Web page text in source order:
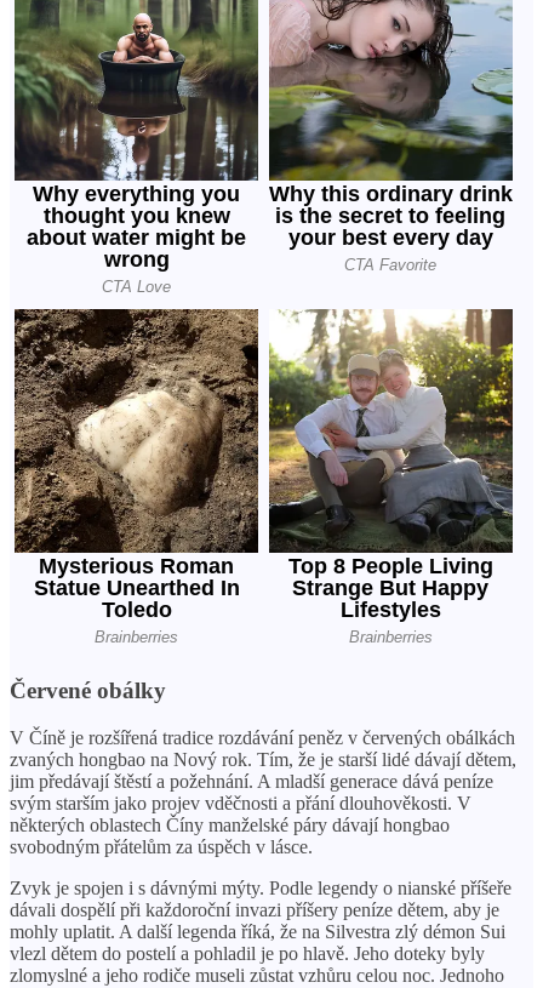
Červené obálky
V Číně je rozšířená tradice rozdávání peněz v červených obálkách
zvaných hongbao na Nový rok. Tím, že je starší lidé dávají dětem,
jim předávají štěstí a požehnání. A mladší generace dává peníze
svým starším jako projev vděčnosti a přání dlouhověkosti. V
některých oblastech Číny manželské páry dávají hongbao
svobodným přátelům za úspěch v lásce.
Zvyk je spojen i s dávnými mýty. Podle legendy o nianské příšeře
dávali dospělí při každoroční invazi příšery peníze dětem, aby je
mohly uplatit. A další legenda říká, že na Silvestra zlý démon Sui
vlezl dětem do postelí a pohladil je po hlavě. Jeho doteky byly
zlomyslné a jeho rodiče museli zůstat vzhůru celou noc. Jednoho